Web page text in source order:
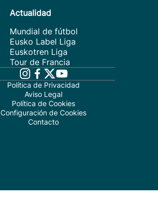
Actualidad
Mundial de fútbol
Eusko Label Liga
Euskotren Liga
Tour de Francia
Política de Privacidad
Aviso Legal
Política de Cookies
Configuración de Cookies
Contacto